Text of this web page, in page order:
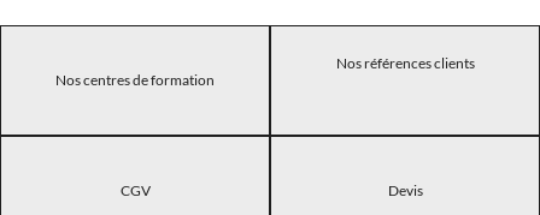
Nos centres de formation
Nos références clients
CGV Devis